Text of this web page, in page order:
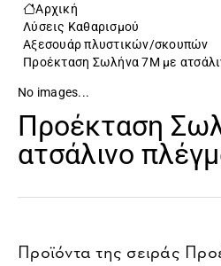
Αρχική
Λύσεις Καθαρισμού
Αξεσουάρ πλυστικών/σκουπών
Προέκταση Σωλήνα 7M με
No images...
Προέκταση
ατσάλινο
Προϊόντα της σειράς